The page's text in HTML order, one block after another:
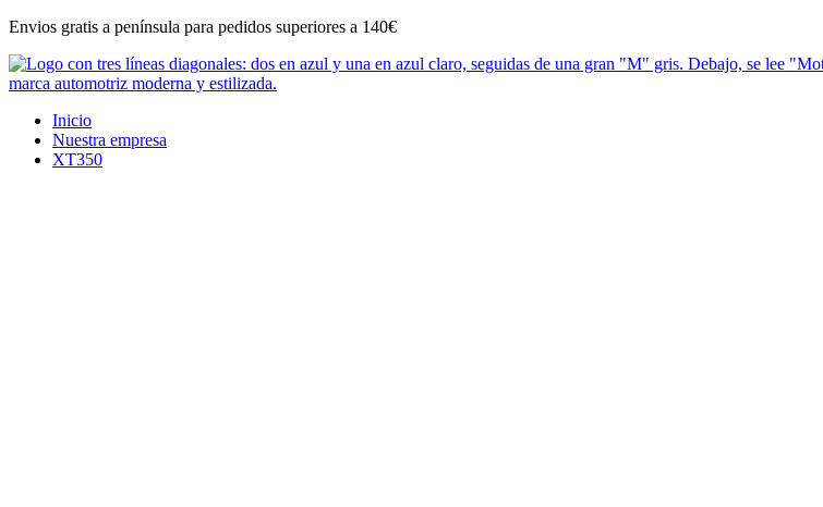
Ir
contenido
Envios gratis a península para pedidos superiores a 140€
Inicio
Nuestra empresa
XT350